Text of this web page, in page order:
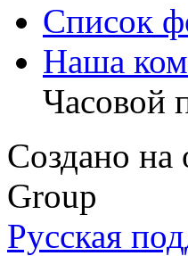
Список
Наша
Часовой
Создано на
Group
Русская